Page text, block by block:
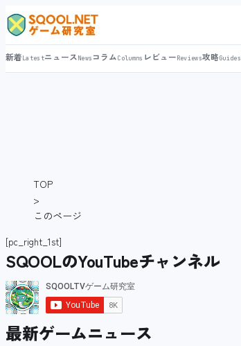
新着LatestニュースNews コラムColumns レビューReviews攻略Guides
TOP
>
このページ
[pc_right_1st]
SQOOLのYouTubeチャンネル
最新ゲームニュース